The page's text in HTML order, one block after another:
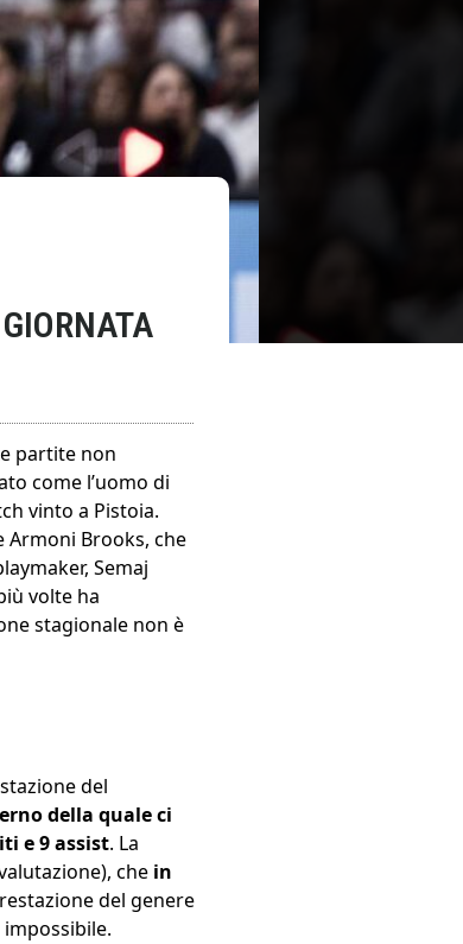
partite non
come l’uomo di
vinto a Pistoia.
Brooks, che
Semaj
volte ha
stagionale non è
del
della quale ci
e 9 assist. La
che in
del genere